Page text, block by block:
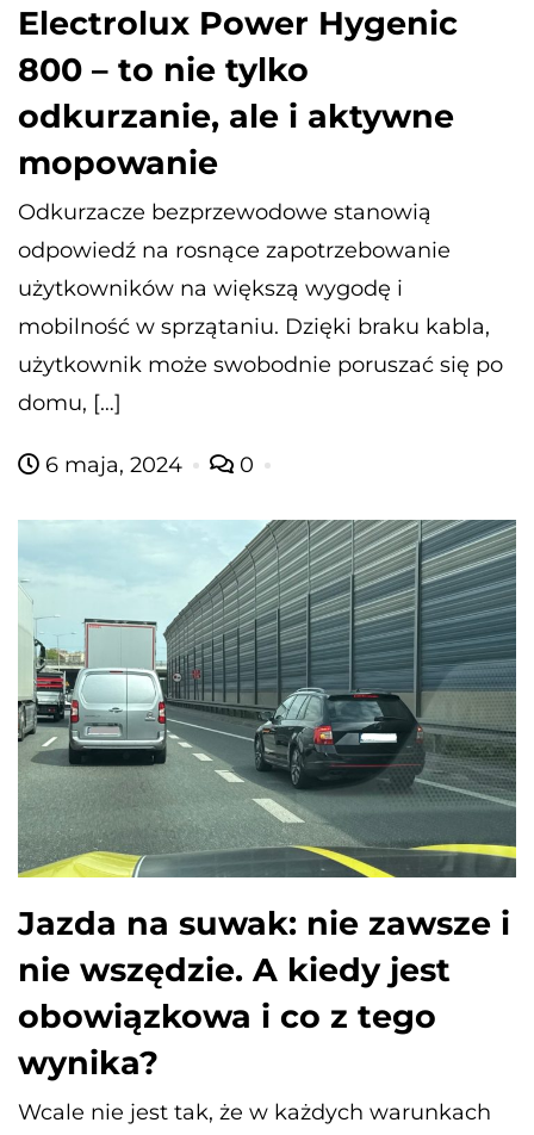
Electrolux Power Hygenic
800 – to nie tylko
odkurzanie, ale i aktywne
mopowanie
Odkurzacze bezprzewodowe stanowią
odpowiedź na rosnące zapotrzebowanie
użytkowników na większą wygodę i
mobilność w sprzątaniu. Dzięki braku kabla,
użytkownik może swobodnie poruszać się po
domu, […]
6 maja, 2024 0
Jazda na suwak: nie zawsze i
nie wszędzie. A kiedy jest
obowiązkowa i co z tego
wynika?
Wcale nie jest tak, że w każdych warunkach